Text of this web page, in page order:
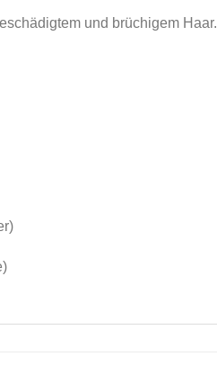
und brüchigem Haar.